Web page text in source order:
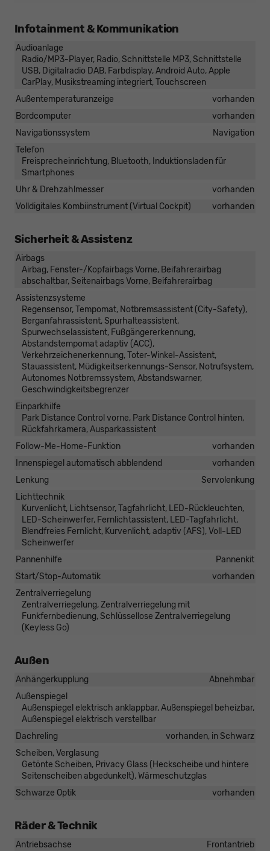
Infotainment & Kommunikation
Audioanlage
Radio/MP3-Player, Radio, Schnittstelle MP3, Schnittstelle
USB, Digitalradio DAB, Farbdisplay, Android Auto, Apple
CarPlay, Musikstreaming integriert, Touchscreen
Außentemperaturanzeige
vorhanden
Bordcomputer
vorhanden
Navigationssystem
Navigation
Telefon
Freisprecheinrichtung, Bluetooth, Induktionsladen für
Smartphones
Uhr & Drehzahlmesser
vorhanden
Volldigitales Kombiinstrument (Virtual Cockpit)
vorhanden
Sicherheit & Assistenz
Airbags
Airbag, Fenster-/Kopfairbags Vorne, Beifahrerairbag
abschaltbar, Seitenairbags Vorne, Beifahrerairbag
Assistenzsysteme
Regensensor, Tempomat, Notbremsassistent (City-Safety),
Berganfahrassistent, Spurhalteassistent,
Spurwechselassistent, Fußgängererkennung,
Abstandstempomat adaptiv (ACC),
Verkehrzeichenerkennung, Toter-Winkel-Assistent,
Stauassistent, Müdigkeitserkennungs-Sensor, Notrufsystem,
Autonomes Notbremssystem, Abstandswarner,
Geschwindigkeitsbegrenzer
Einparkhilfe
Park Distance Control vorne, Park Distance Control hinten,
Rückfahrkamera, Ausparkassistent
Follow-Me-Home-Funktion
vorhanden
Innenspiegel automatisch abblendend
vorhanden
Lenkung
Servolenkung
Lichttechnik
Kurvenlicht, Lichtsensor, Tagfahrlicht, LED-Rückleuchten,
LED-Scheinwerfer, Fernlichtassistent, LED-Tagfahrlicht,
Blendfreies Fernlicht, Kurvenlicht, adaptiv (AFS), Voll-LED
Scheinwerfer
Pannenhilfe
Pannenkit
Start/Stop-Automatik
vorhanden
Zentralverriegelung
Zentralverriegelung, Zentralverriegelung mit
Funkfernbedienung, Schlüssellose Zentralverriegelung
(Keyless Go)
Außen
Anhängerkupplung
Abnehmbar
Außenspiegel
Außenspiegel elektrisch anklappbar, Außenspiegel beheizbar,
Außenspiegel elektrisch verstellbar
Dachreling
vorhanden, in Schwarz
Scheiben, Verglasung
Getönte Scheiben, Privacy Glass (Heckscheibe und hintere
Seitenscheiben abgedunkelt), Wärmeschutzglas
Schwarze Optik
vorhanden
Räder & Technik
Antriebsachse
Frontantrieb